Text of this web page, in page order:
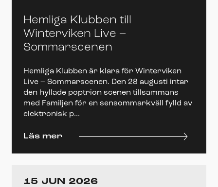
Hemliga Klubben till
Winterviken Live –
Sommarscenen
Hemliga Klubben är klara för Winterviken
Live – Sommarscenen. Den 28 augusti intar
den hyllade poptrion scenen tillsammans
med Familjen för en sensommarkväll fylld av
elektronisk p...
Läs mer
15 JUN 2026